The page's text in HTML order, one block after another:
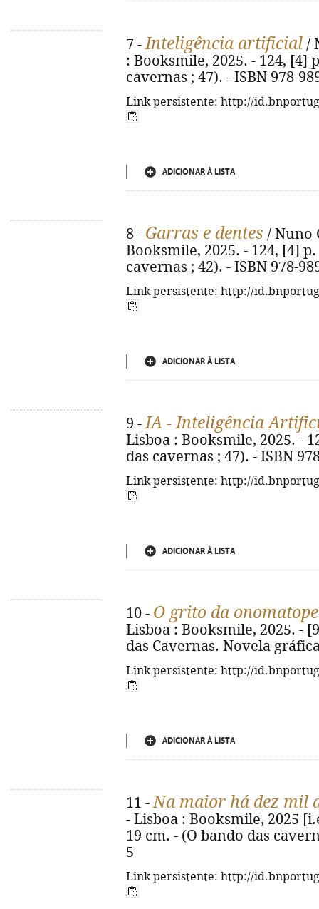
7 -Inteligência artificial /
: Booksmile, 2025. - 124, [4]
cavernas ; 47). - ISBN 978-
Link persistente: http://
ADICIONAR À LISTA
8 - Garras e dentes / Nuno
Booksmile, 2025. - 124, [4]
cavernas ; 42). - ISBN 978-
Link persistente: http://
ADICIONAR À LISTA
9 -IA - Inteligência
Lisboa : Booksmile, 2025. -
das cavernas ; 47). - ISBN
Link persistente: http://
ADICIONAR À LISTA
10 - O grito da
Lisboa : Booksmile, 2025. -
das Cavernas. Novela
Link persistente: http://
ADICIONAR À LISTA
11 -Na maior há dez mil
- Lisboa : Booksmile, 2025
19 cm. - (O bando das
5
Link persistente: http://